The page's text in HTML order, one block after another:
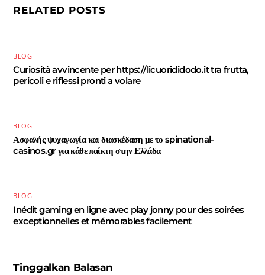
RELATED POSTS
BLOG
Curiosità avvincente per https://licuorididodo.it tra frutta,
pericoli e riflessi pronti a volare
BLOG
Ασφαλής ψυχαγωγία και διασκέδαση με το spinational-
casinos.gr για κάθε παίκτη στην Ελλάδα
BLOG
Inédit gaming en ligne avec play jonny pour des soirées
exceptionnelles et mémorables facilement
Tinggalkan Balasan